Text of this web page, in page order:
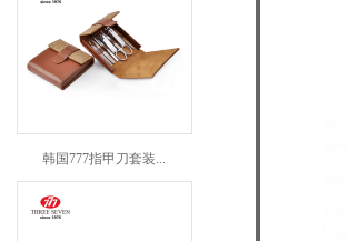
韩国777指甲刀套装...